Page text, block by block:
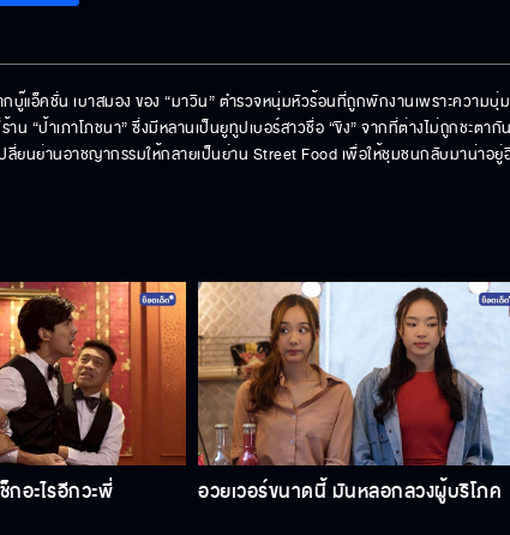
บู๊แอ็คชั่น เบาสมอง ของ “มาวิน” ตำรวจหนุ่มหัวร้อนที่ถูกพักงานเพราะความบุ่
น “ป้าเภาโภชนา” ซึ่งมีหลานเป็นยูทูปเบอร์สาวชื่อ “ขิง” จากที่ต่างไม่ถูกชะต
ปลี่ยนย่านอาชญากรรมให้กลายเป็นย่าน Street Food เพื่อให้ชุมชนกลับมาน่าอยู่
กอะไรอีกวะพี่ อวยเวอร์ขนาดนี้ มันหลอกลวงผู้บริโภค